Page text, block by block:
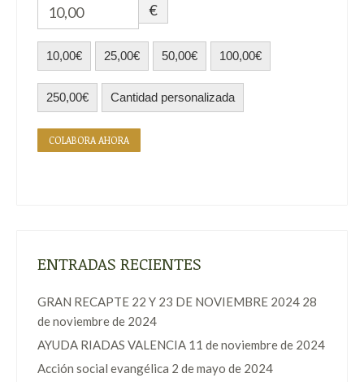
€
10,00€ 25,00€ 50,00€ 100,00€
250,00€ Cantidad personalizada
COLABORA AHORA
ENTRADAS RECIENTES
GRAN RECAPTE 22 Y 23 DE NOVIEMBRE 2024 28
de noviembre de 2024
AYUDA RIADAS VALENCIA 11 de noviembre de 2024
Acción social evangélica 2 de mayo de 2024